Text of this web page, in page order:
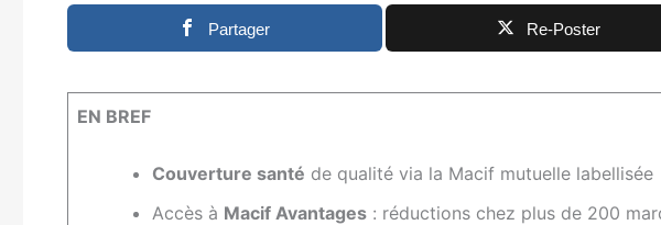
Partager Re-Poster
EN BREF
Couverture santé de qualité via la Macif mutuelle labellisée
Accès à Macif Avantages : réductions chez plus de 200